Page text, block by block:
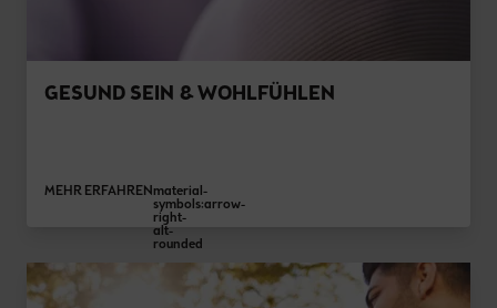
GESUND SEIN & WOHLFÜHLEN
MEHR ERFAHREN material-
symbols:arrow-
right-
alt-
rounded